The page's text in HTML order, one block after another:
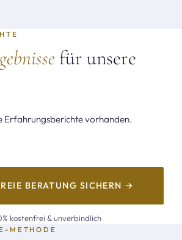
für unsere
Erfahrungsberichte vorhanden.
BERATUNG SICHERN →
kostenfrei & unverbindlich
METHODE